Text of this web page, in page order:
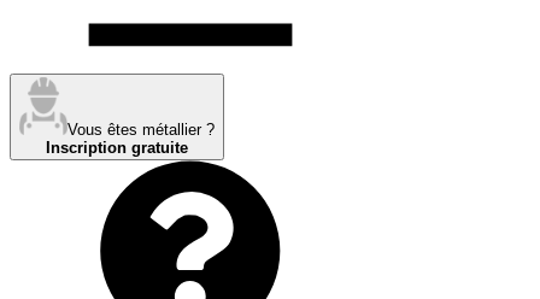
Vous êtes métallier ?
Inscription gratuite